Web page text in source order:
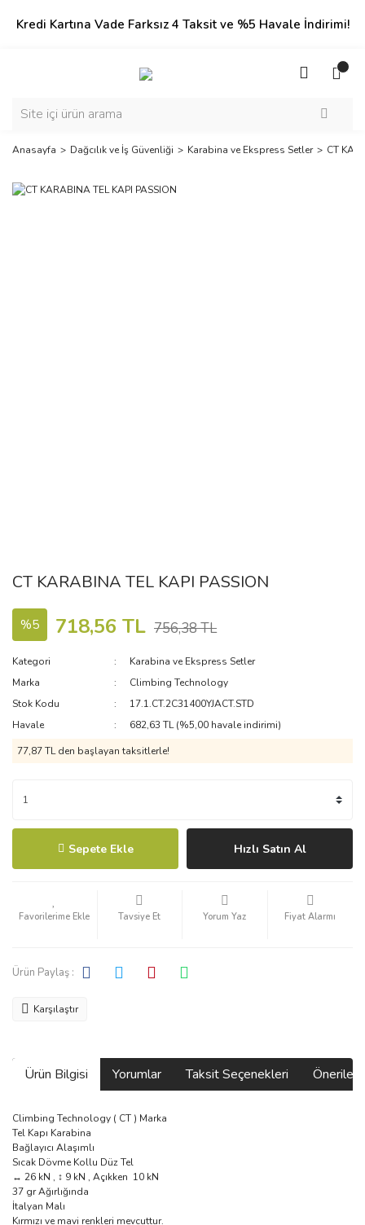
Kredi Kartına Vade Farksız 4 Taksit ve %5 Havale İndirimi!
Anasayfa Dağcılık ve İş Güvenliği Karabina ve Ekspress Setler CT
CT KARABINA TEL KAPI PASSION
%5 718,56 TL 756,38 TL
Kategori
Karabina ve Ekspress Setler
Marka
Climbing Technology
Stok Kodu
17.1.CT.2C31400YJACT.STD
Havale
682,63 TL (%5,00 havale indirimi)
77,87 TL den başlayan taksitlerle!
Sepete Ekle Hızlı Satın Al
Tavsiye Et Yorum Yaz Fiyat Alarmı
Ürün Paylaş :
Karşılaştır
Ürün Bilgisi Yorumlar Taksit Seçenekleri
Climbing Technology ( CT ) Marka
Tel Kapı Karabina
Bağlayıcı Alaşımlı
Sıcak Dövme Kollu Düz Tel
↔ 26 kN , ↕ 9 kN , Açıkken 10 kN
37 gr Ağırlığında
İtalyan Malı
Kırmızı ve mavi renkleri mevcuttur.